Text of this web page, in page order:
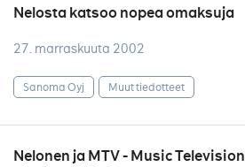
Nelosta katsoo nopea omaksuja
27. marraskuuta 2002
Sanoma Oyj Muut tiedotteet
Nelonen ja MTV - Music Television